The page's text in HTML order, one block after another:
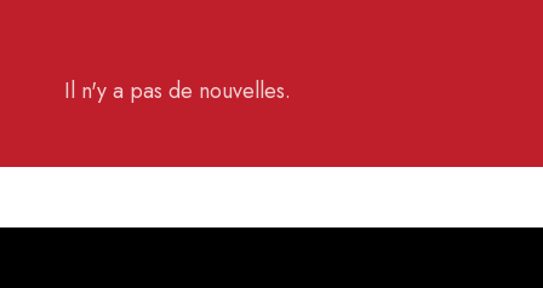
Il n'y a pas de nouvelles.